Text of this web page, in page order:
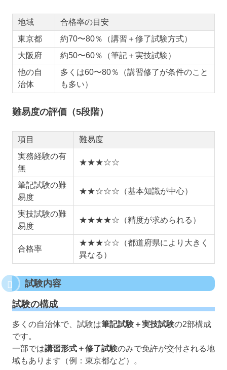
地域
合格率の目安
東京都
約70〜80％（講習＋修了試験方式）
大阪府
約50〜60％（筆記＋実技試験）
他の自
治体
多くは60〜80％（講習修了が条件のこと
も多い）
難易度の評価（5段階）
項目
難易度
実務経験の有
無
★★★☆☆
筆記試験の難
易度
★★☆☆☆（基本知識が中心）
実技試験の難
易度
★★★★☆（精度が求められる）
合格率
★★★☆☆（都道府県により大きく
異なる）
試験内容
試験の構成
多くの自治体で、試験は筆記試験＋実技試験の2部構成
です。
一部では講習形式＋修了試験のみで免許が交付される地
域もあります（例：東京都など）。